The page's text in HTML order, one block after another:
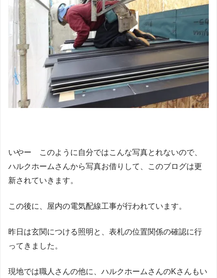
いやー このように自分ではこんな写真とれないので、
ハルクホームさんから写真お借りして、このブログは更
新されていきます。
この後に、屋内の電気配線工事が行われています。
昨日は玄関につける照明と、表札の位置関係の確認に行
ってきました。
現地では職人さんの他に、ハルクホームさんのKさんもい